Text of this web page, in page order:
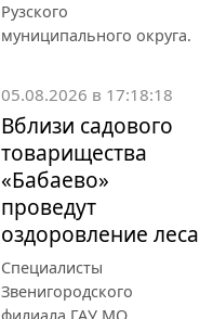
Рузского
муниципального округа.
05.08.2026 в 17:18:18
Вблизи садового
товарищества
«Бабаево»
проведут
оздоровление леса
Специалисты
Звенигородского